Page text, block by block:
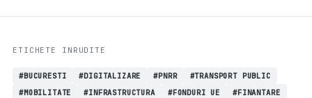
ETICHETE INRUDITE
#BUCURESTI #DIGITALIZARE #PNRR
#TRANSPORT PUBLIC
#MOBILITATE
#INFRASTRUCTURA #FONDURI UE #FINANTARE